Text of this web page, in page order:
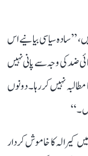
سیاسی بیانیے اس
ضد کی وجہ سے پانی نہیں
نہیں کر رہا۔ دونوں
کیرالہ کا خاموش کردار